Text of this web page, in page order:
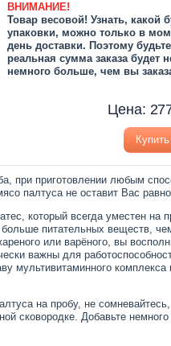
ВНИМАНИЕ!
Товар весовой! Узнать, какой
упаковки, можно только в
день доставки. Поэтому
реальная сумма заказа будет
немного больше, чем вы
Цена:
Купить
при приготовлении любым
палтуса не оставит Вас
который всегда уместен на
питательных веществ,
или варёного, вы
важны для
мультивитаминного комплекса
на пробу, не
сковородке. Добавьте